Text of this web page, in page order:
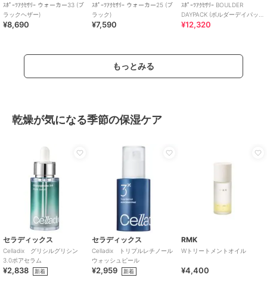
ｽﾎﾟｰﾂｱｸｾｻﾘｰ ウォーカー33 (ブ
ラックヘザー)
¥8,690
ｽﾎﾟｰﾂｱｸｾｻﾘｰ ウォーカー25 (ブ
ラック)
¥7,590
ｽﾎﾟｰﾂｱｸｾｻﾘｰ BOULDER
DAYPACK (ボルダーデイパッ
ク)
¥12,320
もっとみる
乾燥が気になる季節の保湿ケア
セラディックス
Celladix グリシルグリシン
3.0ポアセラム
¥2,838 新着
セラディックス
Celladix トリプルレチノール
ウォッシュピール
¥2,959 新着
RMK
Wトリートメントオイル
¥4,400